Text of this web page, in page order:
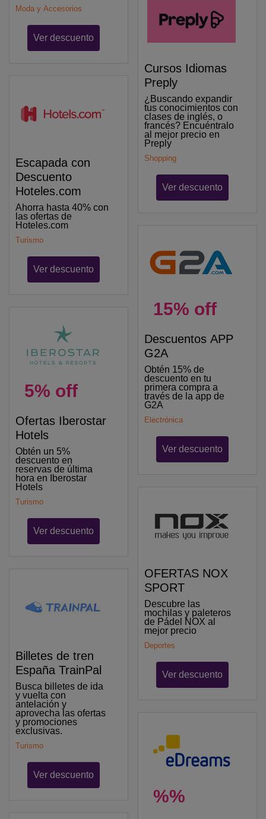
Moda y Accesorios
Ver descuento
Escapada con
Descuento
Hoteles.com
Ahorra hasta 40% con
las ofertas de
Hoteles.com
Turismo
Ver descuento
5% off
Ofertas Iberostar
Hotels
Obtén un 5%
descuento en
reservas de última
hora en Iberostar
Hotels
Turismo
Ver descuento
Billetes de tren
España TrainPal
Busca billetes de ida
y vuelta con
antelación y
aprovecha las ofertas
y promociones
exclusivas.
Turismo
Ver descuento
Cursos Idiomas
Preply
¿Buscando expandir
tus conocimientos con
clases de inglés, o
francés? Encuéntralo
al mejor precio en
Preply
Shopping
Ver descuento
15% off
Descuentos APP
G2A
Obtén 15% de
descuento en tu
primera compra a
través de la app de
G2A
Electrónica
Ver descuento
OFERTAS NOX
SPORT
Descubre las
mochilas y paleteros
de Pádel NOX al
mejor precio
Deportes
Ver descuento
%%